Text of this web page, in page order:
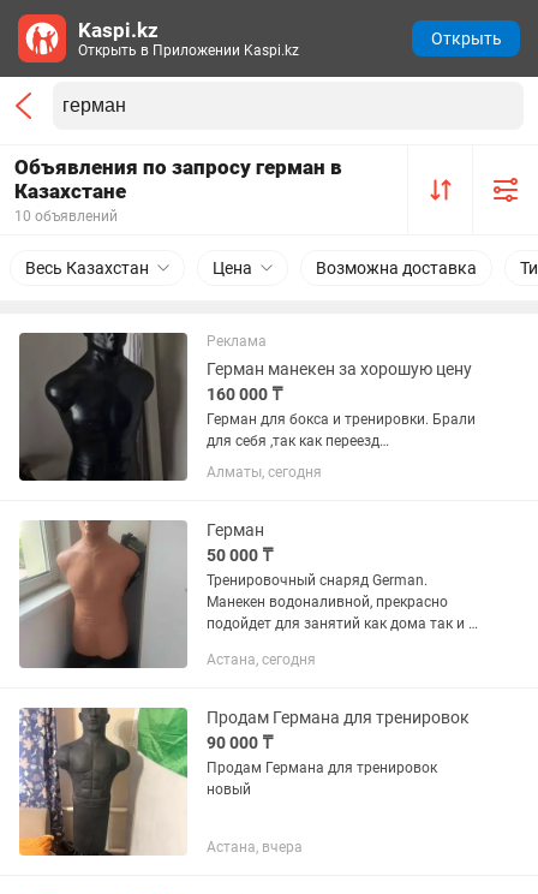
Объявления по запросу герман в
Казахстане
10 объявлений
Весь Казахстан Цена Возможна доставка
Реклама
Герман манекен за хорошую цену
160 000 ₸
Герман для бокса и тренировки. Брали
для себя ,так как переезд
продаю.сделаю не большую скидку,
забирайте ,состояние идеальное
Алматы, сегодня
Герман
50 000 ₸
Тренировочный снаряд German.
Манекен водоналивной, прекрасно
подойдет для занятий как дома так и в
Астана, сегодня
Продам Германа для тренировок
90 000 ₸
Продам Германа для тренировок
новый
Астана, вчера
Kaspi.kz
Открыть в Приложении Kaspi.kz
Открыть